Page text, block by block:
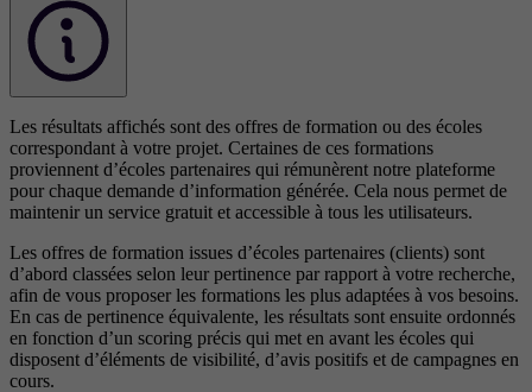
Les résultats affichés sont des offres de formation ou des écoles
correspondant à votre projet. Certaines de ces formations
proviennent d’écoles partenaires qui rémunèrent notre plateforme
pour chaque demande d’information générée. Cela nous permet de
maintenir un service gratuit et accessible à tous les utilisateurs.
Les offres de formation issues d’écoles partenaires (clients) sont
d’abord classées selon leur pertinence par rapport à votre recherche,
afin de vous proposer les formations les plus adaptées à vos besoins.
En cas de pertinence équivalente, les résultats sont ensuite ordonnés
en fonction d’un scoring précis qui met en avant les écoles qui
disposent d’éléments de visibilité, d’avis positifs et de campagnes en
cours.